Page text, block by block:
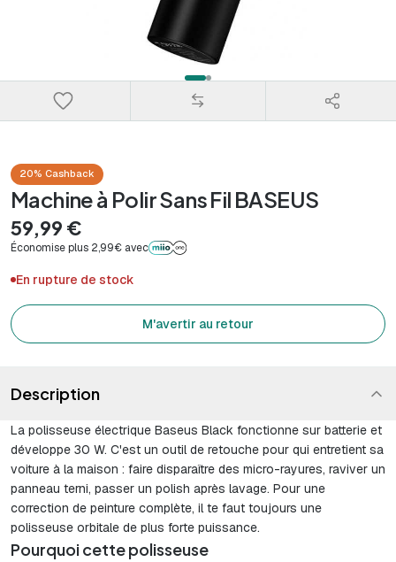
20% Cashback
Machine à Polir Sans Fil BASEUS
59,99 €
Économise plus 2,99€ avec
En rupture de stock
M'avertir au retour
Description
La polisseuse électrique Baseus Black fonctionne sur batterie et
développe 30 W. C'est un outil de retouche pour qui entretient sa
voiture à la maison : faire disparaître des micro-rayures, raviver un
panneau terni, passer un polish après lavage. Pour une
correction de peinture complète, il te faut toujours une
polisseuse orbitale de plus forte puissance.
Pourquoi cette polisseuse